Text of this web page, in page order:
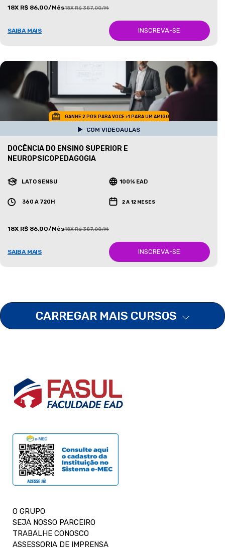
18X R$ 86,00/Mês18X R$ 387,00/Mês
SAIBA MAIS INSCREVA-SE
GANHE 2 POS PARA VOCE +1 PARA UM AMIGO
COM VIDEOAULAS
DOCÊNCIA DO ENSINO SUPERIOR E
NEUROPSICOPEDAGOGIA
LATO SENSU 100% EAD
360 A 720H 2 A 12 MESES
18X R$ 86,00/Mês18X R$ 387,00/Mês
SAIBA MAIS INSCREVA-SE
CARREGAR MAIS CURSOS
O GRUPO
SEJA NOSSO PARCEIRO
TRABALHE CONOSCO
ASSESSORIA DE IMPRENSA